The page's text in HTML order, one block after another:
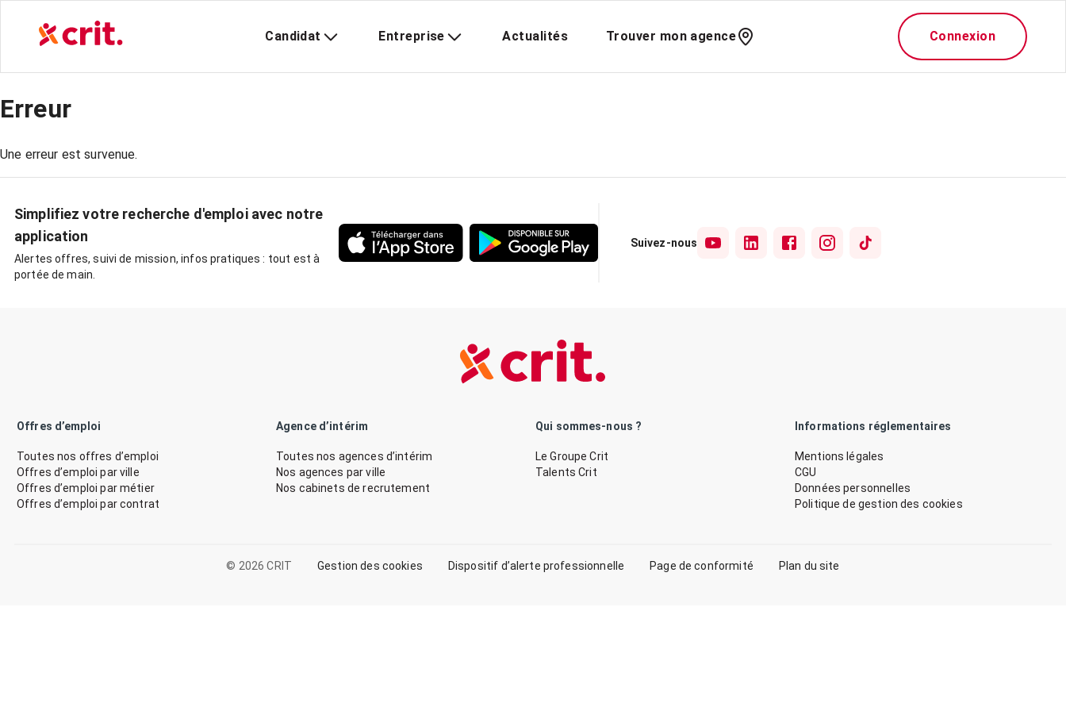
Candidat Entreprise Actualités Trouver mon agence Connexion
Erreur
Une erreur est survenue.
Simplifiez votre recherche d'emploi avec notre
application
Alertes offres, suivi de mission, infos pratiques : tout est à
portée de main.
Suivez-nous
Offres d’emploi
Toutes nos offres d’emploi
Offres d’emploi par ville
Offres d’emploi par métier
Offres d’emploi par contrat
Agence d’intérim
Toutes nos agences d’intérim
Nos agences par ville
Nos cabinets de recrutement
Qui sommes-nous ?
Le Groupe Crit
Talents Crit
Informations réglementaires
Mentions légales
CGU
Données personnelles
Politique de gestion des cookies
© 2026 CRIT Gestion des cookies Dispositif d’alerte professionnelle Page de conformité Plan du site